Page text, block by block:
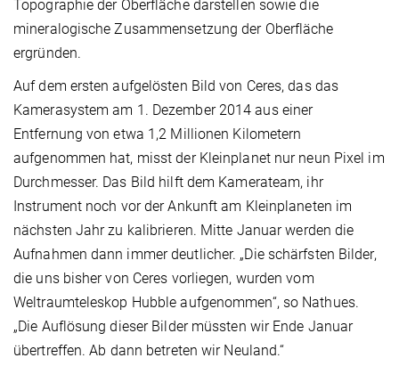
Topographie der Oberfläche darstellen sowie die
mineralogische Zusammensetzung der Oberfläche
ergründen.
Auf dem ersten aufgelösten Bild von Ceres, das das
Kamerasystem am 1. Dezember 2014 aus einer
Entfernung von etwa 1,2 Millionen Kilometern
aufgenommen hat, misst der Kleinplanet nur neun Pixel im
Durchmesser. Das Bild hilft dem Kamerateam, ihr
Instrument noch vor der Ankunft am Kleinplaneten im
nächsten Jahr zu kalibrieren. Mitte Januar werden die
Aufnahmen dann immer deutlicher. „Die schärfsten Bilder,
die uns bisher von Ceres vorliegen, wurden vom
Weltraumteleskop Hubble aufgenommen“, so Nathues.
„Die Auflösung dieser Bilder müssten wir Ende Januar
übertreffen. Ab dann betreten wir Neuland.“